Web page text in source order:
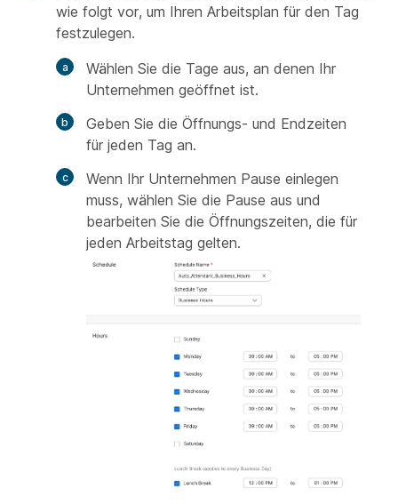
wie folgt vor, um Ihren Arbeitsplan für den Tag
festzulegen.
Wählen Sie die Tage aus, an denen Ihr
Unternehmen geöffnet ist.
Geben Sie die Öffnungs- und Endzeiten
für jeden Tag an.
Wenn Ihr Unternehmen Pause einlegen
muss, wählen Sie die Pause aus und
bearbeiten Sie die Öffnungszeiten, die für
jeden Arbeitstag gelten.